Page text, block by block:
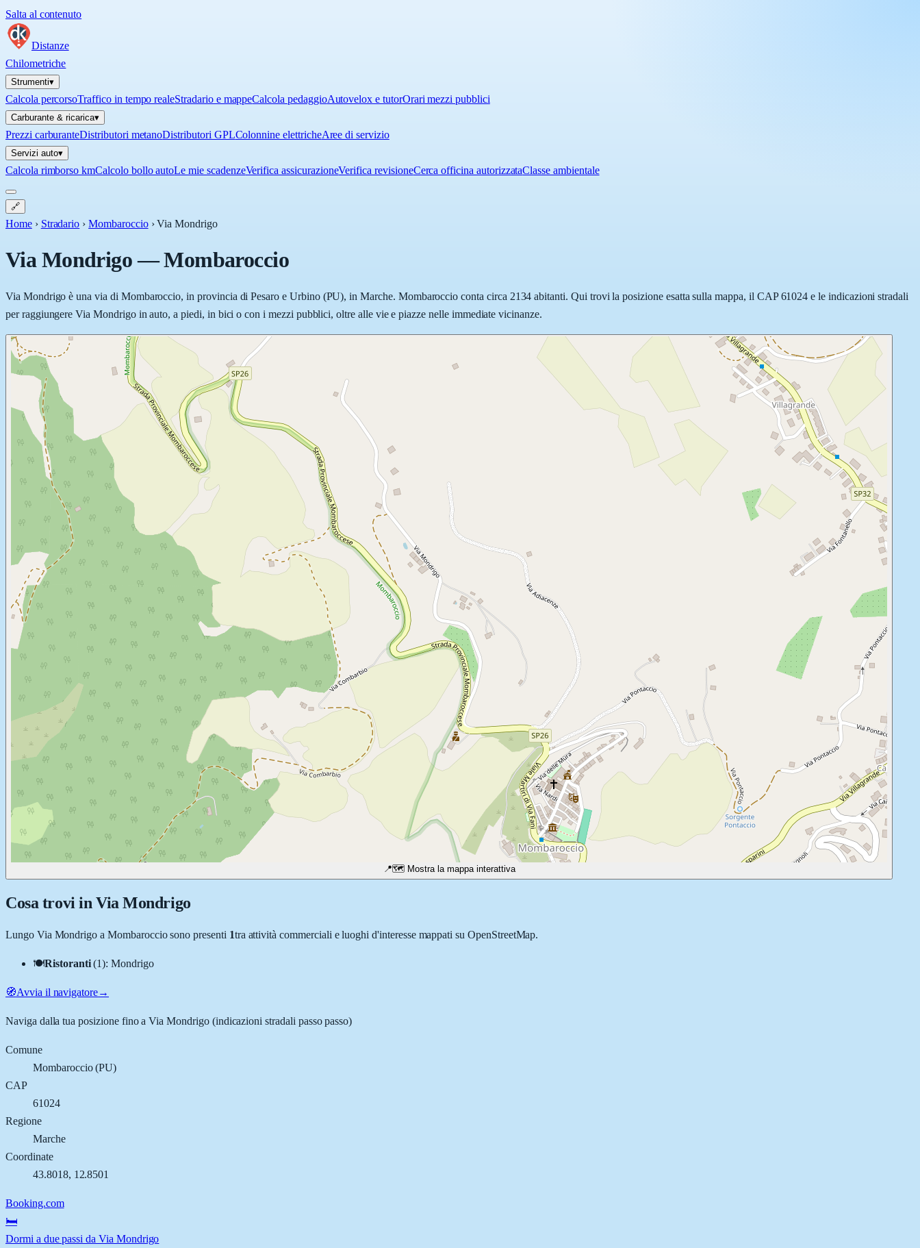
Salta al contenuto
Distanze
Chilometriche
Strumenti▾
Calcola percorsoTraffico in tempo realeStradario e mappeCalcola pedaggioAutovelox e tutorOrari mezzi pubblici
Carburante & ricarica▾
Prezzi carburanteDistributori metanoDistributori GPLColonnine elettricheAree di servizio
Servizi auto▾
Calcola rimborso kmCalcolo bollo autoLe mie scadenzeVerifica assicurazioneVerifica revisioneCerca officina autorizzataClasse ambientale
🔗
Home › Stradario › Mombaroccio ›Via Mondrigo
Via Mondrigo—Mombaroccio
Via Mondrigo è una via di Mombaroccio, in provincia di Pesaro e Urbino (PU), in Marche. Mombaroccio conta circa 2134 abitanti. Qui trovi la posizione esatta sulla mappa, il CAP 61024 e le indicazioni stradali
per raggiungere Via Mondrigo in auto, a piedi, in bici o con i mezzi pubblici, oltre alle vie e piazze nelle immediate vicinanze.
📍🗺️ Mostra la mappa interattiva
Cosa trovi in Via Mondrigo
Lungo Via Mondrigo aMombarocciosono presenti 1tra attività commerciali e luoghi d'interesse mappati su OpenStreetMap.
🍽️Ristoranti (1):Mondrigo
🧭Avvia il navigatore→
Naviga dalla tua posizione fino aVia Mondrigo(indicazioni stradali passo passo)
Comune
Mombaroccio(PU)
CAP
61024
Regione
Marche
Coordinate
43.8018, 12.8501
Booking.com
🛏️
Dormi a due passi da Via Mondrigo